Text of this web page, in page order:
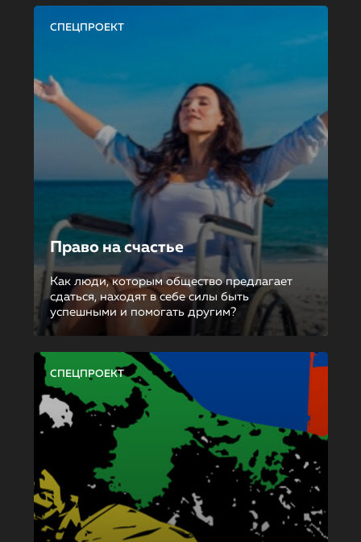
СПЕЦПРОЕКТ
Право на счастье
Как люди, которым общество предлагает
сдаться, находят в себе силы быть
успешными и помогать другим?
СПЕЦПРОЕКТ